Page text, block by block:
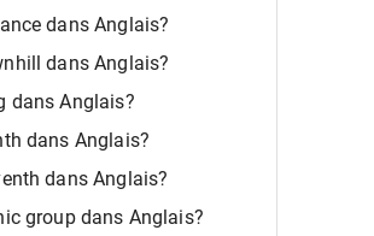
dans Anglais?
dans Anglais?
dans Anglais?
dans Anglais?
dans Anglais?
group dans Anglais?